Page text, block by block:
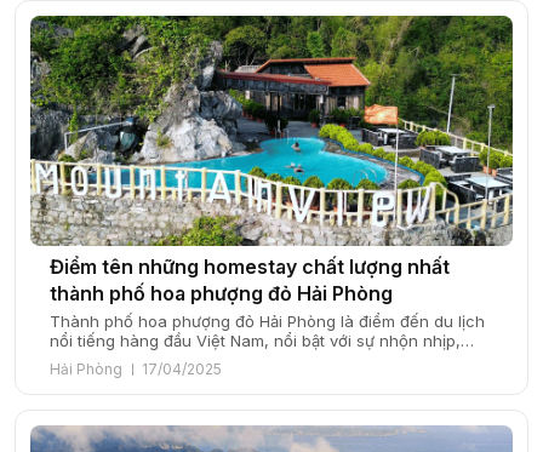
Điểm tên những homestay chất lượng nhất
thành phố hoa phượng đỏ Hải Phòng
Thành phố hoa phượng đỏ Hải Phòng là điểm đến du lịch
nổi tiếng hàng đầu Việt Nam, nổi bật với sự nhộn nhịp,
đông vui và nhiều trải nghiệm du lịch thú vị, đáng nhớ.
Giữa nhịp sống hiện đại của Hải Phòng, những homestay
với thiết kế độc đáo và dịch vụ chu […]
Hải Phòng 17/04/2025